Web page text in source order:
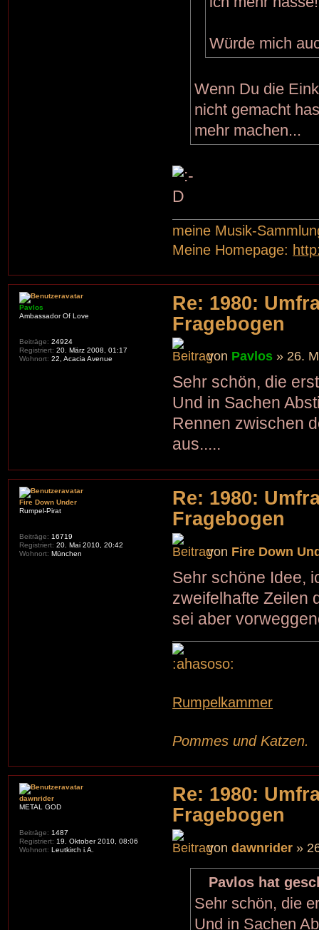
Würde mich
Wenn Du die
nicht gemacht
mehr machen...
meine Musik-
Meine Homepage:
Re: 1980:
Fragebogen
von Pavlos » 26.
Sehr schön, die
Und in Sachen
Rennen zwischen
aus.....
Pavlos
Ambassador Of Love
Beiträge: 24924
Registriert: 20. März 2008, 01:17
Wohnort: 22, Acacia Avenue
Re: 1980:
Fragebogen
von Fire Down
Sehr schöne Idee,
zweifelhafte Zeilen
sei aber
Rumpelkammer
Pommes und Katzen.
Fire Down Under
Rumpel-Pirat
Beiträge: 16719
Registriert: 20. Mai 2010, 20:42
Wohnort: München
Re: 1980:
Fragebogen
vondawnrider »
Pavlos hat
Sehr schön, die
Und in Sachen
dawnrider
METAL GOD
Beiträge: 1487
Registriert: 19. Oktober 2010, 08:06
Wohnort: Leutkirch i.A.